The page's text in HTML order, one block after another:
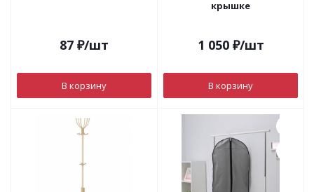
87 ₽/шт
В корзину
крышке
1 050₽/шт
В корзину